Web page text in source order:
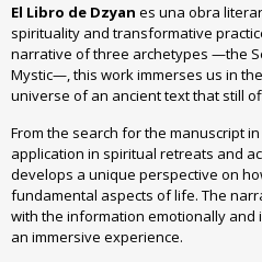
El Libro de Dzyan es una obra
spirituality and transformative
narrative of three archetypes —the
Mystic—, this work immerses us in
universe of an ancient text that still
From the search for the manuscript
application in spiritual retreats and
develops a unique perspective on
fundamental aspects of life. The
with the information emotionally and
an immersive experience.